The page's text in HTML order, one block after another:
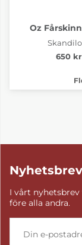
Oz
650 kr
Nyhetsbrev
I vårt
före alla andra.